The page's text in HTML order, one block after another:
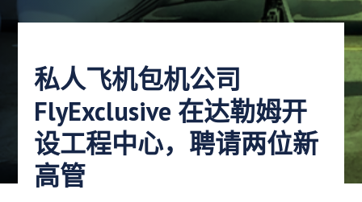
私人飞机包机公司
FlyExclusive 在达勒姆开
设工程中心，聘请两位新
高管